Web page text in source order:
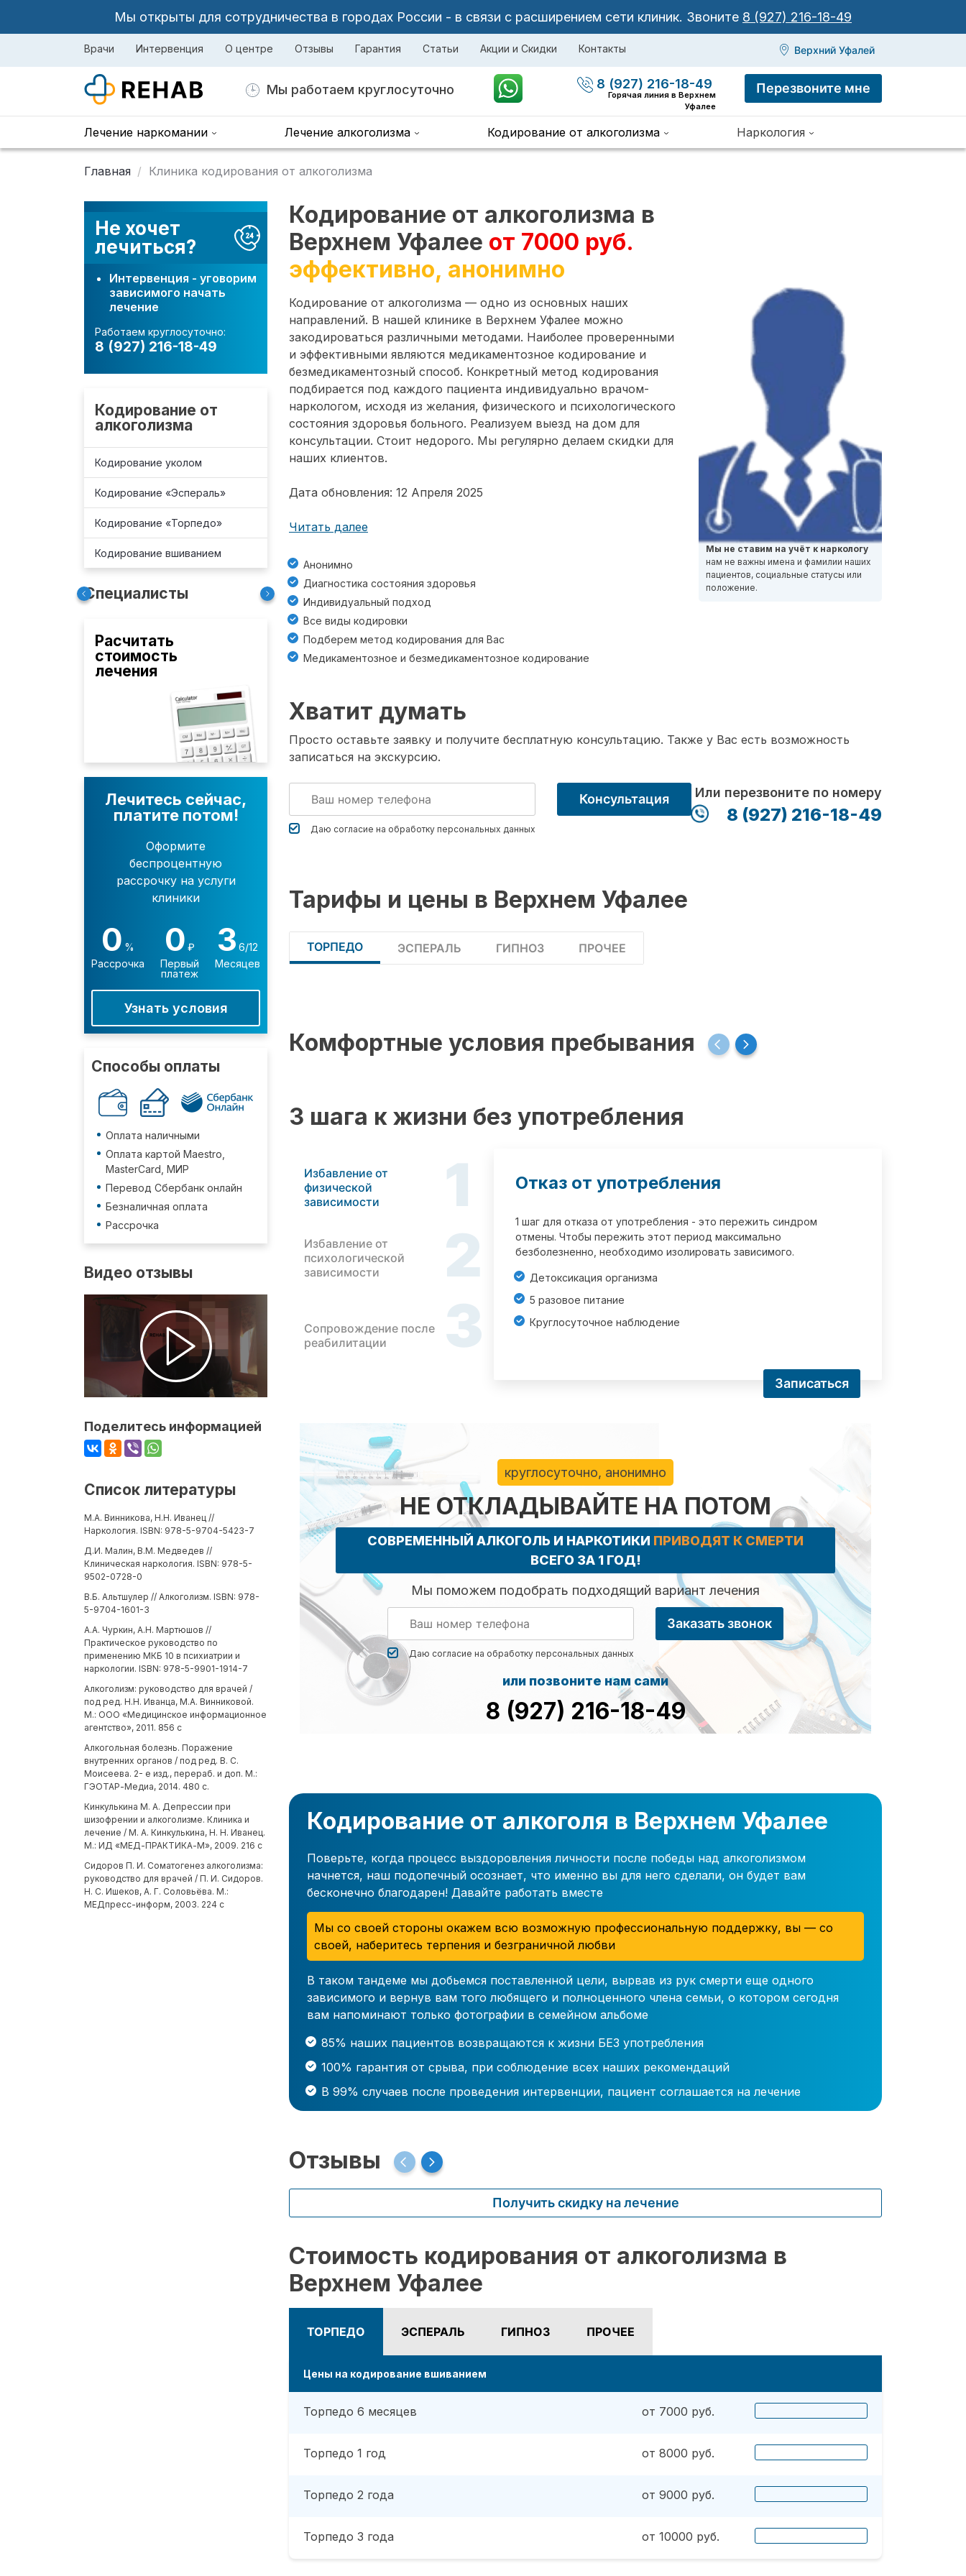
Мы открыты для сотрудничества в городах России - в связи с расширением сети клиник. Звоните 8 (927) 216-18-49
Врачи Интервенция О центре Отзывы Гарантия Статьи Акции и Скидки Контакты Верхний Уфалей
Мы работаем круглосуточно 8 (927) 216-18-49
Горячая линия в Верхнем
Уфалее
Перезвоните мне
Лечение наркомании Лечение алкоголизма Кодирование от алкоголизма Наркология
Главная Клиника кодирования от алкоголизма
Не хочет
лечиться?
Интервенция - уговорим
зависимого начать
лечение
Работаем круглосуточно:
8 (927) 216-18-49
Кодирование от
алкоголизма
Кодирование уколом
Кодирование «Эспераль»
Кодирование «Торпедо»
Кодирование вшиванием
Специалисты
Расчитать
стоимость
лечения
Лечитесь сейчас,
платите потом!
Оформите
беспроцентную
рассрочку на услуги
клиники
0 %
Рассрочка
0 ₽
Первый
платеж
3 6/12
Месяцев
Узнать условия
Способы оплаты
Оплата наличными
Оплата картой Maestro,
MasterCard, МИР
Перевод Сбербанк онлайн
Безналичная оплата
Рассрочка
Видео отзывы
Поделитесь информацией
Список литературы
М.А. Винникова, Н.Н. Иванец //
Наркология. ISBN: 978-5-9704-5423-7
Д.И. Малин, В.М. Медведев //
Клиническая наркология. ISBN: 978-5-
9502-0728-0
В.Б. Альтшулер // Алкоголизм. ISBN: 978-
5-9704-1601-3
А.А. Чуркин, А.Н. Мартюшов //
Практическое руководство по
применению МКБ 10 в психиатрии и
наркологии. ISBN: 978-5-9901-1914-7
Алкоголизм: руководство для врачей /
под ред. Н.Н. Иванца, М.А. Винниковой.
М.: ООО «Медицинское информационное
агентство», 2011. 856 с
Алкогольная болезнь. Поражение
внутренних органов / под ред. В. С.
Моисеева. 2- е изд., перераб. и доп. М.:
ГЭОТАР-Медиа, 2014. 480 с.
Кинкулькина М. А. Депрессии при
шизофрении и алкоголизме. Клиника и
лечение / М. А. Кинкулькина, Н. Н. Иванец.
М.: ИД «МЕД-ПРАКТИКА-М», 2009. 216 с
Сидоров П. И. Соматогенез алкоголизма:
руководство для врачей / П. И. Сидоров.
Н. С. Ишеков, А. Г. Соловьёва. М.:
МЕДпресс-информ, 2003. 224 с
Кодирование от алкоголизма в
Верхнем Уфалее от 7000 руб.
эффективно, анонимно
Кодирование от алкоголизма — одно из основных наших
направлений. В нашей клинике в Верхнем Уфалее можно
закодироваться различными методами. Наиболее проверенными
и эффективными являются медикаментозное кодирование и
безмедикаментозный способ. Конкретный метод кодирования
подбирается под каждого пациента индивидуально врачом-
наркологом, исходя из желания, физического и психологического
состояния здоровья больного. Реализуем выезд на дом для
консультации. Стоит недорого. Мы регулярно делаем скидки для
наших клиентов.
Дата обновления: 12 Апреля 2025
Читать далее
Анонимно
Диагностика состояния здоровья
Индивидуальный подход
Все виды кодировки
Подберем метод кодирования для Вас
Медикаментозное и безмедикаментозное кодирование
Мы не ставим на учёт к наркологу
нам не важны имена и фамилии наших
пациентов, социальные статусы или
положение.
Хватит думать
Просто оставьте заявку и получите бесплатную консультацию. Также у Вас есть возможность
записаться на экскурсию.
Даю согласие на обработку персональных данных
Консультация Или перезвоните по номеру
8 (927) 216-18-49
Тарифы и цены в Верхнем Уфалее
ТОРПЕДО ЭСПЕРАЛЬ ГИПНОЗ ПРОЧЕЕ
Комфортные условия пребывания
3 шага к жизни без употребления
Избавление от
физической
зависимости
1
Избавление от
психологической
зависимости
2
Сопровождение после
реабилитации
3
Отказ от употребления
1 шаг для отказа от употребления - это пережить синдром
отмены. Чтобы пережить этот период максимально
безболезненно, необходимо изолировать зависимого.
Детоксикация организма
5 разовое питание
Круглосуточное наблюдение
Записаться
круглосуточно, анонимно
НЕ ОТКЛАДЫВАЙТЕ НА ПОТОМ
СОВРЕМЕННЫЙ АЛКОГОЛЬ И НАРКОТИКИ ПРИВОДЯТ К СМЕРТИ
ВСЕГО ЗА 1 ГОД!
Мы поможем подобрать подходящий вариант лечения
Даю согласие на обработку персональных данных
Заказать звонок
или позвоните нам сами
8 (927) 216-18-49
Кодирование от алкоголя в Верхнем Уфалее
Поверьте, когда процесс выздоровления личности после победы над алкоголизмом
начнется, наш подопечный осознает, что именно вы для него сделали, он будет вам
бесконечно благодарен! Давайте работать вместе
Мы со своей стороны окажем всю возможную профессиональную поддержку, вы — со
своей, наберитесь терпения и безграничной любви
В таком тандеме мы добьемся поставленной цели, вырвав из рук смерти еще одного
зависимого и вернув вам того любящего и полноценного члена семьи, о котором сегодня
вам напоминают только фотографии в семейном альбоме
85% наших пациентов возвращаются к жизни БЕЗ употребления
100% гарантия от срыва, при соблюдение всех наших рекомендаций
В 99% случаев после проведения интервенции, пациент соглашается на лечение
Отзывы
Получить скидку на лечение
Стоимость кодирования от алкоголизма в
Верхнем Уфалее
ТОРПЕДО ЭСПЕРАЛЬ ГИПНОЗ ПРОЧЕЕ
Цены на кодирование вшиванием
Торпедо 6 месяцев от 7000 руб.
Торпедо 1 год от 8000 руб.
Торпедо 2 года от 9000 руб.
Торпедо 3 года от 10000 руб.